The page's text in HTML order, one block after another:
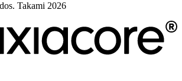
Takami 2026